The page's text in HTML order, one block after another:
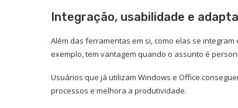
Integração, usabilidade e
Além das ferramentas em si, como elas se
exemplo, tem vantagem quando o assunto é
Usuários que já utilizam Windows e Office
processos e melhora a produtividade.